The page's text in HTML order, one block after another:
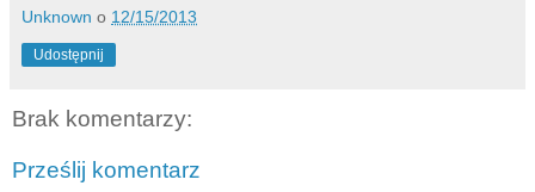
Unknown o 12/15/2013
Udostępnij
Brak komentarzy:
Prześlij komentarz